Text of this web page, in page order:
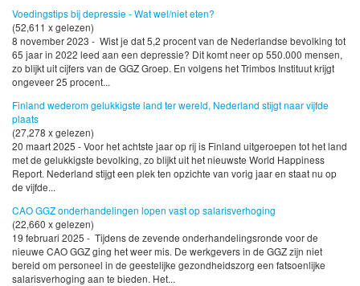
Voedingstips bij depressie - Wat wel/niet eten?
(52,611 x gelezen)
8 november 2023 - Wist je dat 5,2 procent van de Nederlandse bevolking tot
65 jaar in 2022 leed aan een depressie? Dit komt neer op 550.000 mensen,
zo blijkt uit cijfers van de GGZ Groep. En volgens het Trimbos Instituut krijgt
ongeveer 25 procent...
Finland wederom gelukkigste land ter wereld, Nederland stijgt naar vijfde
plaats
(27,278 x gelezen)
20 maart 2025 - Voor het achtste jaar op rij is Finland uitgeroepen tot het land
met de gelukkigste bevolking, zo blijkt uit het nieuwste World Happiness
Report. Nederland stijgt een plek ten opzichte van vorig jaar en staat nu op
de vijfde...
CAO GGZ onderhandelingen lopen vast op salarisverhoging
(22,660 x gelezen)
19 februari 2025 - Tijdens de zevende onderhandelingsronde voor de
nieuwe CAO GGZ ging het weer mis. De werkgevers in de GGZ zijn niet
bereid om personeel in de geestelijke gezondheidszorg een fatsoenlijke
salarisverhoging aan te bieden. Het...